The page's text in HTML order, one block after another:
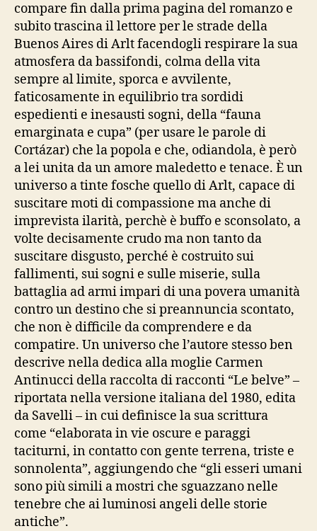
compare fin dalla prima pagina del romanzo e
subito trascina il lettore per le strade della
Buenos Aires di Arlt facendogli respirare la sua
atmosfera da bassifondi, colma della vita
sempre al limite, sporca e avvilente,
faticosamente in equilibrio tra sordidi
espedienti e inesausti sogni, della “fauna
emarginata e cupa” (per usare le parole di
Cortázar) che la popola e che, odiandola, è però
a lei unita da un amore maledetto e tenace. È un
universo a tinte fosche quello di Arlt, capace di
suscitare moti di compassione ma anche di
imprevista ilarità, perchè è buffo e sconsolato, a
volte decisamente crudo ma non tanto da
suscitare disgusto, perché è costruito sui
fallimenti, sui sogni e sulle miserie, sulla
battaglia ad armi impari di una povera umanità
contro un destino che si preannuncia scontato,
che non è difficile da comprendere e da
compatire. Un universo che l’autore stesso ben
descrive nella dedica alla moglie Carmen
Antinucci della raccolta di racconti “Le belve” –
riportata nella versione italiana del 1980, edita
da Savelli – in cui definisce la sua scrittura
come “elaborata in vie oscure e paraggi
taciturni, in contatto con gente terrena, triste e
sonnolenta”, aggiungendo che “gli esseri umani
sono più simili a mostri che sguazzano nelle
tenebre che ai luminosi angeli delle storie
antiche”.